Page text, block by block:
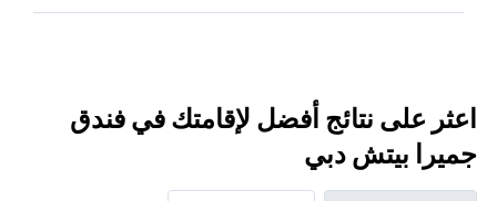
اعثر على نتائج أفضل لإقامتك في فندق
جميرا بيتش دبي